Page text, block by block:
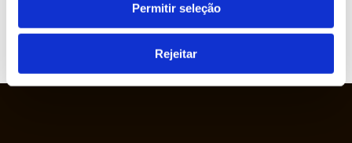
Permitir seleção
Rejeitar
» Plastic and Rubber Industry